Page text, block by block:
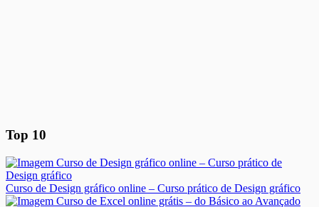
Top 10
Curso de Design gráfico online – Curso prático de Design gráfico